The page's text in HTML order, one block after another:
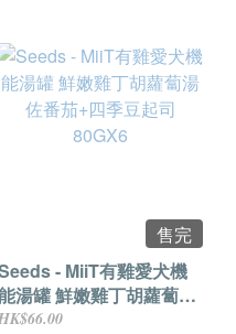
售完
- MiiT有雞愛犬機
湯罐 鮮嫩雞丁胡蘿蔔湯
番茄+四季豆起司